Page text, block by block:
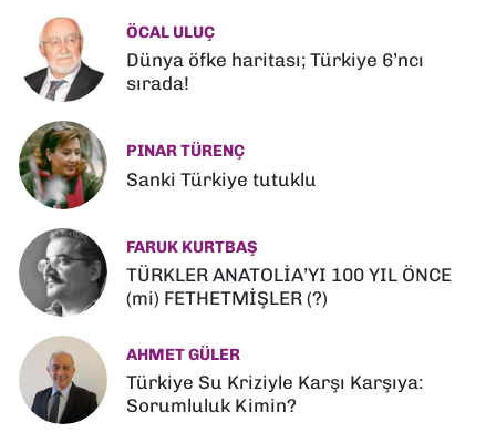
ÖCAL ULUÇ
Dünya öfke haritası; Türkiye 6’ncı
sırada!
PINAR TÜRENÇ
Sanki Türkiye tutuklu
FARUK KURTBAŞ
TÜRKLER ANATOLİA’YI 100 YIL ÖNCE
(mi) FETHETMİŞLER (?)
AHMET GÜLER
Türkiye Su Kriziyle Karşı Karşıya:
Sorumluluk Kimin?